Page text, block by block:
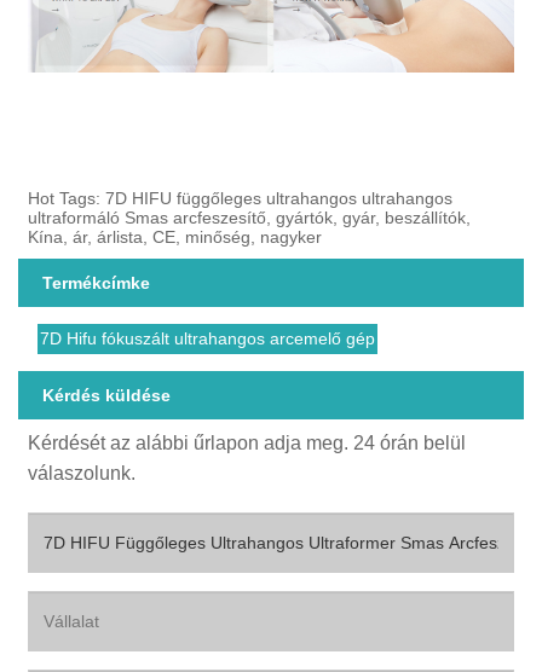
Hot Tags: 7D HIFU függőleges ultrahangos ultrahangos
ultraformáló Smas arcfeszesítő, gyártók, gyár, beszállítók,
Kína, ár, árlista, CE, minőség, nagyker
Termékcímke
7D Hifu fókuszált ultrahangos arcemelő gép
Kérdés küldése
Kérdését az alábbi űrlapon adja meg. 24 órán belül
válaszolunk.